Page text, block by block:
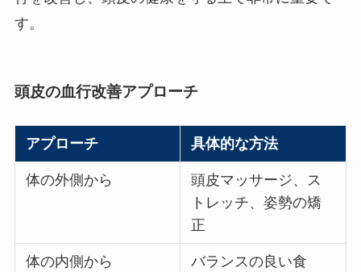
す。
頭皮の血行改善アプローチ
アプローチ 具体的な方法
体の外側から
頭皮マッサージ、ス
トレッチ、姿勢の矯
正
体の内側から
バランスの良い食